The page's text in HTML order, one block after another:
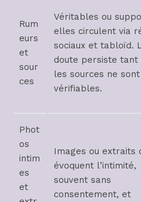
Rum
eurs
et
sour
ces
Véritables ou
elles circulent via
sociaux et tabloïd.
doute persiste tant
les sources ne
vérifiables.
Phot
os
intim
es
et
Images ou extraits
évoquent l’intimité,
souvent sans
consentement, et